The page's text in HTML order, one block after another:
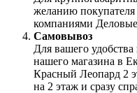
желанию покупателя
компаниями
Самовывоз
Для вашего удобства
нашего магазина в
Красный Леопард 2
на 2 этаж и сразу